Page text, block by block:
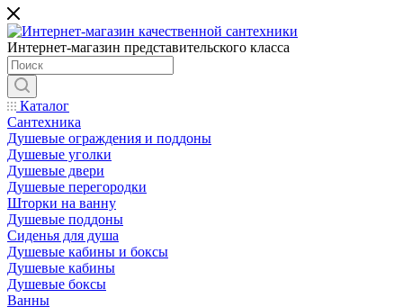
Интернет-магазин представительского класса
Каталог
Сантехника
Душевые ограждения и поддоны
Душевые уголки
Душевые двери
Душевые перегородки
Шторки на ванну
Душевые поддоны
Сиденья для душа
Душевые кабины и боксы
Душевые кабины
Душевые боксы
Ванны